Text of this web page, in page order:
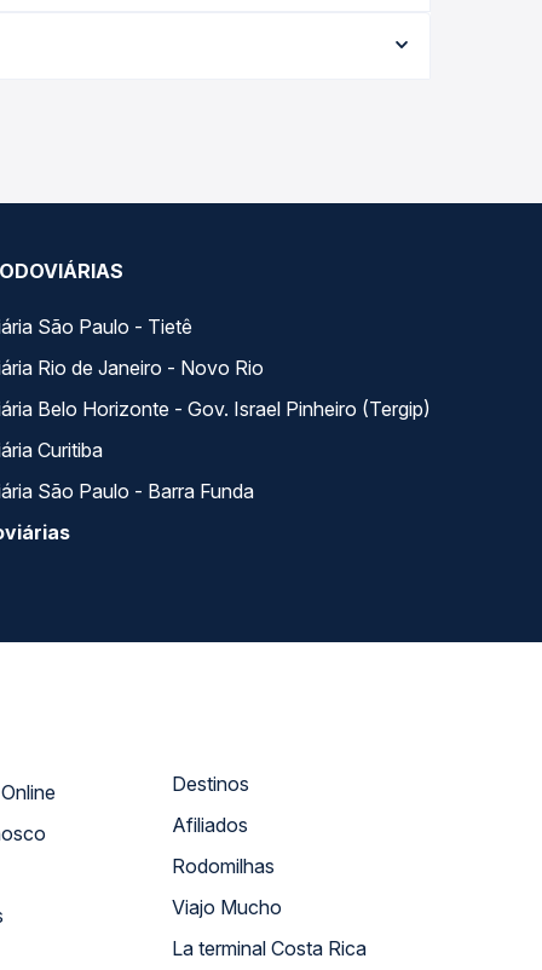
garante a melhor oferta para o seu roteiro.
São Paulo - Tietê
Rio de Janeiro - Novo Rio
Belo Horizonte - Gov. Israel Pinheiro (Tergip)
Curitiba
São Paulo - Barra Funda
Atendimento Online
Destinos
Afiliados
Rodomilhas
Viajo Mucho
La terminal Costa Rica